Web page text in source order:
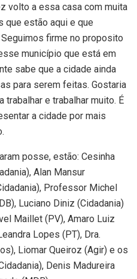
volto a essa casa com muita
que estão aqui e que
firme no proposito
município que está em
sabe que a cidade ainda
para serem feitas. Gostaria
e trabalhar muito. É
a cidade por mais
posse, estão: Cesinha
Alan Mansur
Professor Michel
Luciano Diniz (Cidadania)
Maillet (PV), Amaro Luiz
Lopes (PT), Dra.
Liomar Queiroz (Agir) e os
Denis Madureira